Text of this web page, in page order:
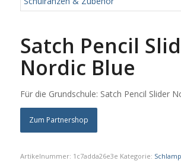
Satch Pencil
Nordic Blue
Für die Grundschule: Satch Pencil Slider
Zum Partnershop
Artikelnummer: 1c7adda26e3e Kategorie: